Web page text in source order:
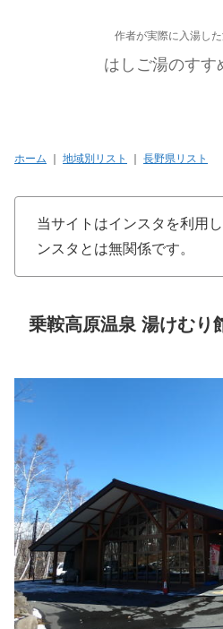
作者が実際に入湯し
はしご湯のすす
ホーム 地域別リスト 長野県リスト
当サイトはインスタを利用
ンスタとは無関係です。
乗鞍高原温泉 湯けむり